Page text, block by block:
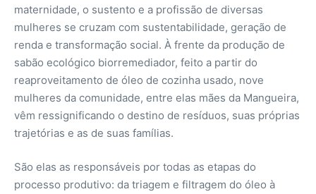
maternidade, o sustento e a profissão de diversas
mulheres se cruzam com sustentabilidade, geração de
renda e transformação social. À frente da produção de
sabão ecológico biorremediador, feito a partir do
reaproveitamento de óleo de cozinha usado, nove
mulheres da comunidade, entre elas mães da Mangueira,
vêm ressignificando o destino de resíduos, suas próprias
trajetórias e as de suas famílias.
São elas as responsáveis por todas as etapas do
processo produtivo: da triagem e filtragem do óleo à